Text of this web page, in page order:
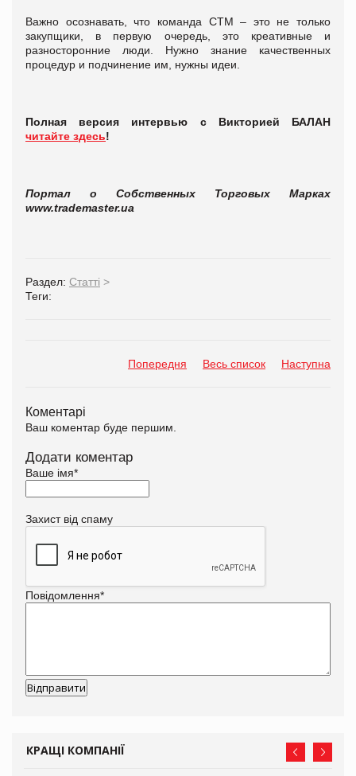
Важно осознавать, что
команда СТМ – это не только
закупщики, в первую очередь, это креативные и
разносторонние люди. Нужно знание качественных
процедур и подчинение им, нужны идеи.
Полная версия интервью с Викторией БАЛАН
читайте здесь!
Портал о Собственных Торговых Марках
www.trademaster.ua
Раздел: Статті >
Теги:
Попередня Весь список Наступна
Коментарі
Ваш коментар буде першим.
Додати коментар
Ваше імя*
Захист від спаму
Повідомлення*
КРАЩІ КОМПАНІЇ